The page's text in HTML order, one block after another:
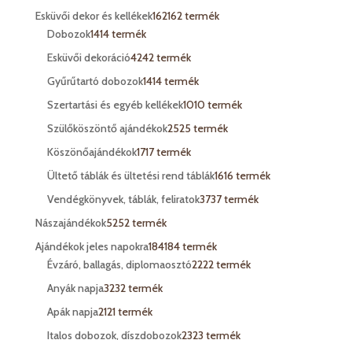
Esküvői dekor és kellékek162162 termék
Dobozok1414 termék
Esküvői dekoráció4242 termék
Gyűrűtartó dobozok1414 termék
Szertartási és egyéb kellékek1010 termék
Szülőköszöntő ajándékok2525 termék
Köszönőajándékok1717 termék
Ültető táblák és ültetési rend táblák1616 termék
Vendégkönyvek, táblák, feliratok3737 termék
Nászajándékok5252 termék
Ajándékok jeles napokra184184 termék
Évzáró, ballagás, diplomaosztó2222 termék
Anyák napja3232 termék
Apák napja2121 termék
Italos dobozok, díszdobozok2323 termék